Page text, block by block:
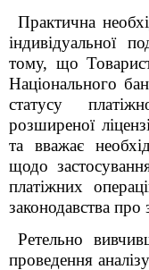
Практична
індивідуальної
тому, що
Національного
статусу
розширеної
та вважає
щодо
платіжних
законодавства
Ретельно
проведення